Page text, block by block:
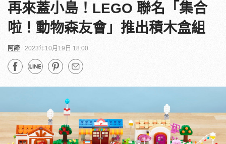
再來蓋小島！LEGO 聯名「集合
啦！動物森友會」推出積木盒組
阿諦 2023年10月19日 18:00